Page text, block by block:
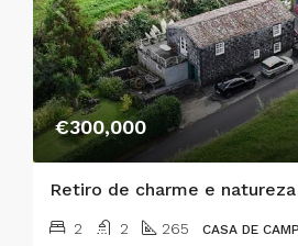
€300,000
2 2 265 CASA DE